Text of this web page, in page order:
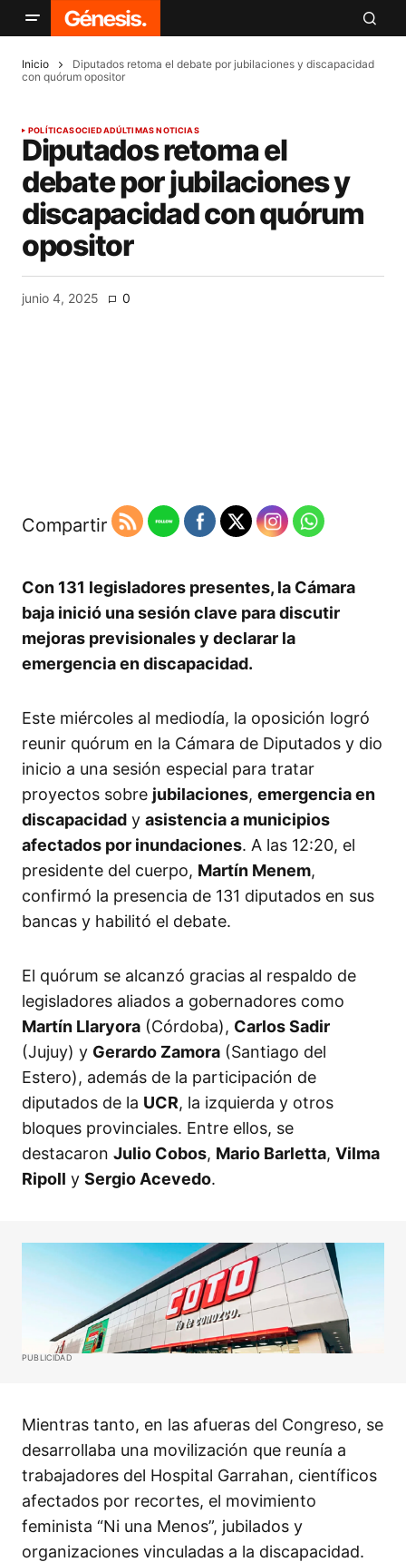
Inicio
Diputados retoma el debate por jubilaciones y discapacidad
con quórum opositor
POLÍTICASOCIEDADÚLTIMAS NOTICIAS
Diputados retoma el
debate por jubilaciones y
discapacidad con quórum
opositor
junio 4, 2025 0
Compartir
Con 131 legisladores presentes, la Cámara
baja inició una sesión clave para discutir
mejoras previsionales y declarar la
emergencia en discapacidad.
Este miércoles al mediodía, la oposición logró
reunir quórum en la Cámara de Diputados y dio
inicio a una sesión especial para tratar
proyectos sobre jubilaciones, emergencia en
discapacidad y asistencia a municipios
afectados por inundaciones. A las 12:20, el
presidente del cuerpo, Martín Menem,
confirmó la presencia de 131 diputados en sus
bancas y habilitó el debate.
El quórum se alcanzó gracias al respaldo de
legisladores aliados a gobernadores como
Martín Llaryora (Córdoba), Carlos Sadir
(Jujuy) y Gerardo Zamora (Santiago del
Estero), además de la participación de
diputados de la UCR, la izquierda y otros
bloques provinciales. Entre ellos, se
destacaron Julio Cobos, Mario Barletta, Vilma
Ripoll y Sergio Acevedo.
PUBLICIDAD
Mientras tanto, en las afueras del Congreso, se
desarrollaba una movilización que reunía a
trabajadores del Hospital Garrahan, científicos
afectados por recortes, el movimiento
feminista “Ni una Menos”, jubilados y
organizaciones vinculadas a la discapacidad.